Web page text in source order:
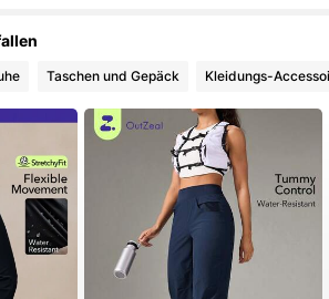
Taschen und Gepäck Kleidungs-